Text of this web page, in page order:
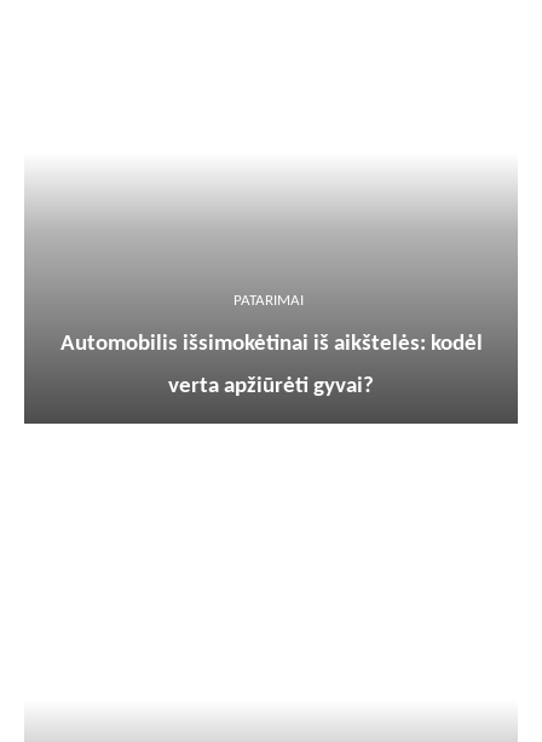
PATARIMAI
Automobilis išsimokėtinai iš aikštelės: kodėl
verta apžiūrėti gyvai?